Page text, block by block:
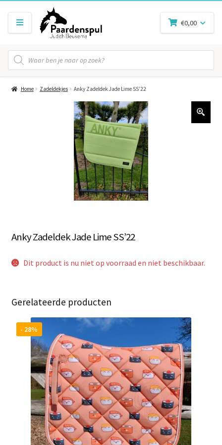
Producten
zoeken
€0,00
Home Zadeldekjes Anky Zadeldek Jade Lime SS’22
Anky Zadeldek Jade Lime SS’22
Dit product is nu niet op voorraad en niet beschikbaar.
Gerelateerde producten
- 28%